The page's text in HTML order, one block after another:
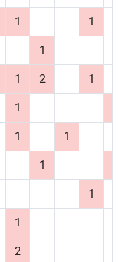
1 1
1
1 2 1
1
1 1
1
1
1
2